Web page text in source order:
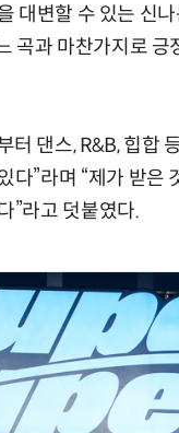
대변할 수 있는 신
곡과 마찬가지로
터 댄스, R&B, 힙합
다”라며 “제가 받은
”라고 덧붙였다.